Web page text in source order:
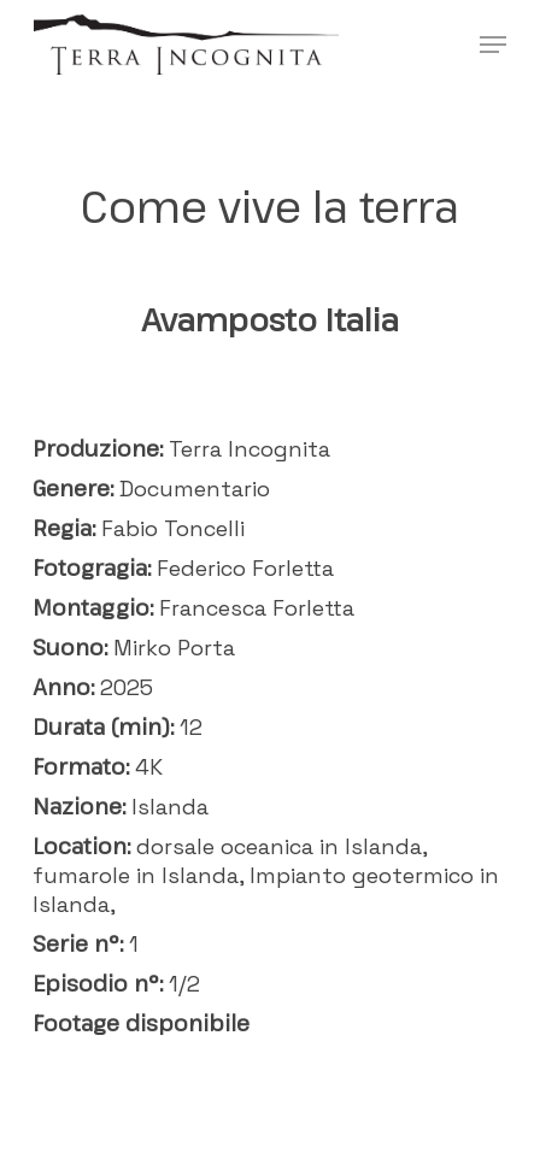
Menu
Come vive la terra
Avamposto Italia
Produzione:Terra Incognita
Genere:Documentario
Regia:Fabio Toncelli
Fotogragia:Federico Forletta
Montaggio:Francesca Forletta
Suono:Mirko Porta
Anno:2025
Durata (min):12
Formato:4K
Nazione:Islanda
Location:dorsale oceanica in Islanda,
fumarole in Islanda, Impianto geotermico in
Islanda,
Serie n°:1
Episodio n°:1/2
Footage disponibile